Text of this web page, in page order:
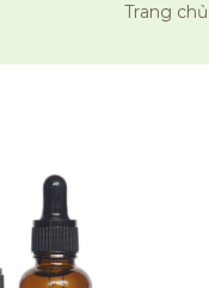
Trang chủ